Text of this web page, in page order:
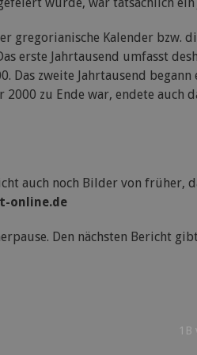
gregorianische Kalender bzw.
erste Jahrtausend umfasst
Das zweite Jahrtausend
zu Ende war, endete auch
auch noch Bilder von früher,
online.de
Den nächsten Bericht
1B